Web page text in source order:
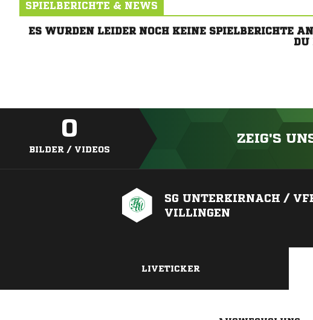
SPIELBERICHTE & NEWS
ES WURDEN LEIDER NOCH KEINE SPIELBERICHTE
DU
0
BILDER / VIDEOS
ZEIG'S
SG UNTERKIRNACH /
VILLINGEN
LIVETICKER